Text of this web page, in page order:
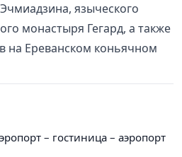
языческого
монастыря Гегард, а также
на Ереванском коньячном
– гостиница – аэропорт